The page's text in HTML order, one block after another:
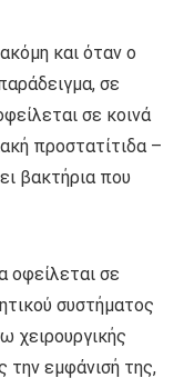
και όταν ο
σε
σε κοινά
προστατίτιδα –
βακτήρια που
οφείλεται σε
συστήματος
χειρουργικής
την εμφάνισή της,